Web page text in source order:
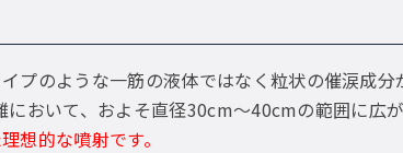
プのような一筋の液体ではなく粒状の催涙成
おいて、およそ直径30cm〜40cmの範囲に広が
想的な噴射です。